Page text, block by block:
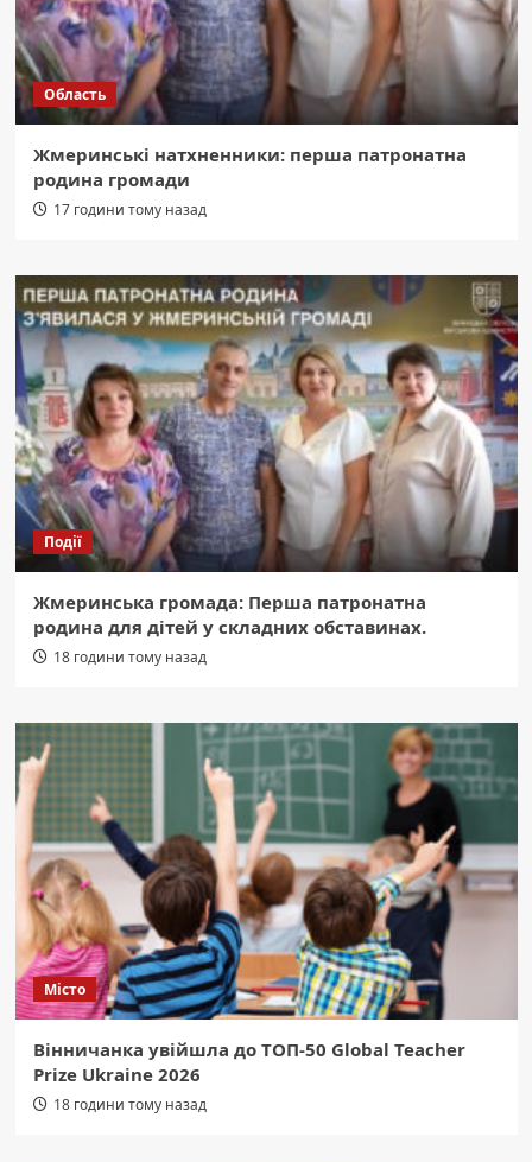
Область
Жмеринські натхненники: перша патронатна
родина громади
17 години тому назад
Події
Жмеринська громада: Перша патронатна
родина для дітей у складних обставинах.
18 години тому назад
Місто
Вінничанка увійшла до ТОП-50 Global Teacher
Prize Ukraine 2026
18 години тому назад